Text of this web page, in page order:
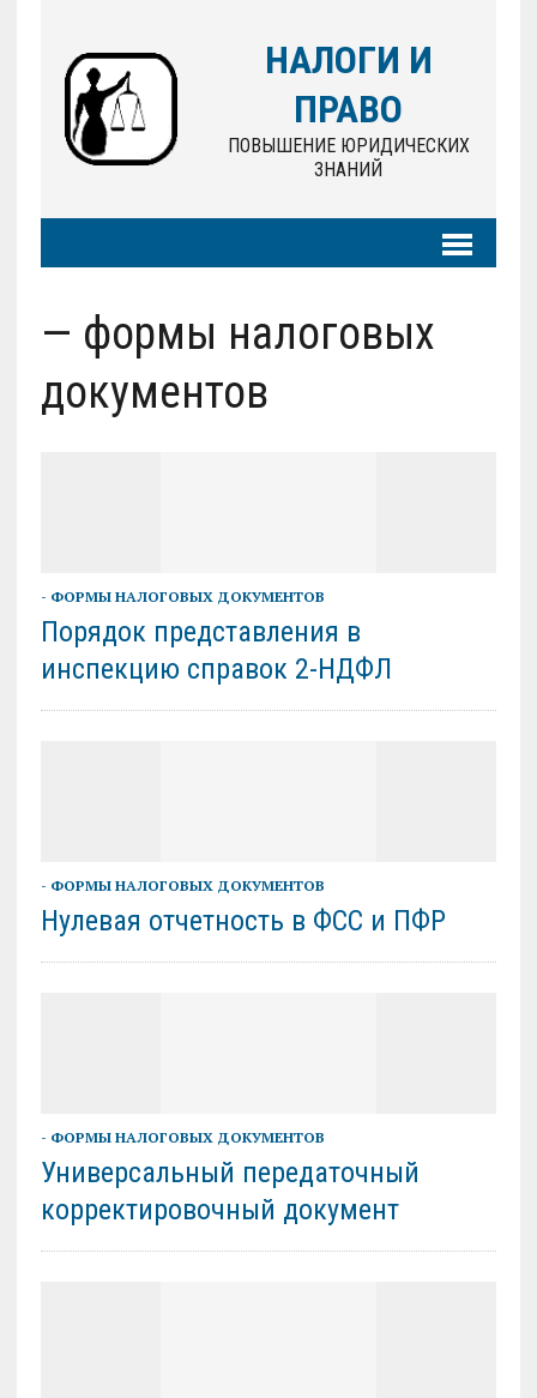
НАЛОГИ И
ПРАВО
ПОВЫШЕНИЕ ЮРИДИЧЕСКИХ
ЗНАНИЙ
— формы налоговых
документов
- ФОРМЫ НАЛОГОВЫХ ДОКУМЕНТОВ
Порядок представления в
инспекцию справок 2-НДФЛ
- ФОРМЫ НАЛОГОВЫХ ДОКУМЕНТОВ
Нулевая отчетность в ФСС и ПФР
- ФОРМЫ НАЛОГОВЫХ ДОКУМЕНТОВ
Универсальный передаточный
корректировочный документ